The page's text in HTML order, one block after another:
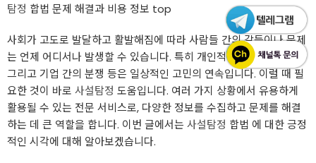
탐정 합법 문제 해결과 비용 정보 top
사회가 고도로 발달하고 활발해짐에 따라 사람들 간의 갈등이나 문제
는 언제 어디서나 발생할 수 있습니다. 특히 개인적인 문제나 가정사,
그리고 기업 간의 분쟁 등은 일상적인 고민의 연속입니다. 이럴 때 필
요한 것이 바로 사설탐정 도움입니다. 여러 가지 상황에서 유용하게
활용될 수 있는 전문 서비스로, 다양한 정보를 수집하고 문제를 해결
하는 데 큰 역할을 합니다. 이번 글에서는 사설탐정 합법 에 대한 긍정
적인 시각에 대해 알아보겠습니다.